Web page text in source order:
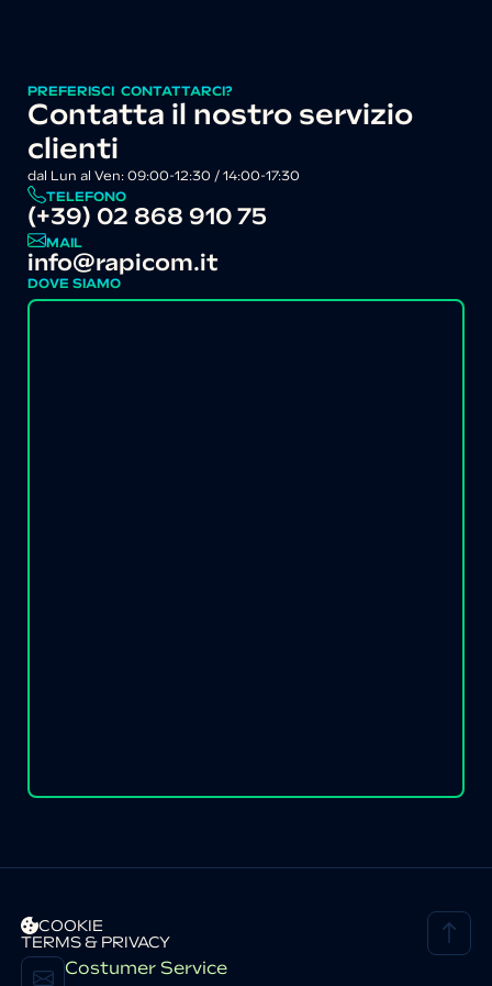
PREFERISCI CONTATTARCI?
Contatta il nostro servizio
clienti
dal Lun al Ven: 09:00-12:30 / 14:00-17:30
TELEFONO
(+39) 02 868 910 75
MAIL
info@rapicom.it
DOVE SIAMO
COOKIE
TERMS & PRIVACY
Costumer Service